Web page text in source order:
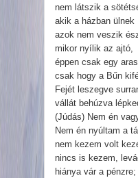
nem látszik a
akik a házban ülnek
azok nem veszik
mikor nyílik az ajtó,
éppen csak egy
csak hogy a Bűn
Fejét leszegve
vállát behúzva
(Júdás) Nem én
Nem én nyúltam a
nem kezem volt
nincs is kezem,
hiánya vár a pénzre;